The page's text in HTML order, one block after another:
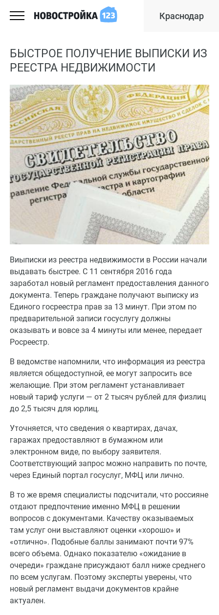
Краснодар
БЫСТРОЕ ПОЛУЧЕНИЕ ВЫПИСКИ ИЗ
РЕЕСТРА НЕДВИЖИМОСТИ
Виыписки из реестра недвижимости в России начали
выдавать быстрее. С 11 сентября 2016 года
заработал новый регламент предоставления данного
документа. Теперь граждане получают выписку из
Единого госреестра прав за 13 минут. При этом по
предварительной записи госуслугу должны
оказывать и вовсе за 4 минуты или менее, передает
Росреестр.
В ведомстве напомнили, что информация из реестра
является общедоступной, ее могут запросить все
желающие. При этом регламент устанавливает
новый тариф услуги — от 2 тысяч рублей для физлиц
до 2,5 тысяч для юрлиц.
Уточняется, что сведения о квартирах, дачах,
гаражах предоставляют в бумажном или
электронном виде, по выбору заявителя.
Соответствующий запрос можно направить по почте,
через Единый портал госуслуг, МФЦ или лично.
В то же время специалисты подсчитали, что россияне
отдают предпочтение именно МФЦ в решении
вопросов с документами. Качеству оказываемых
там услуг они выставляют оценки «хорошо» и
«отлично». Подобные баллы занимают почти 97%
всего объема. Однако показателю «ожидание в
очереди» граждане присуждают балл ниже среднего
по всем услугам. Поэтому эксперты уверены, что
новый регламент выдачи документов крайне
актуален.